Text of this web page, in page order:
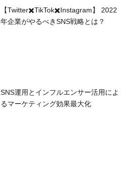
【Twitter✖️TikTok✖️Instagram】 2022
年企業がやるべきSNS戦略とは？
SNS運用とインフルエンサー活用によ
るマーケティング効果最大化